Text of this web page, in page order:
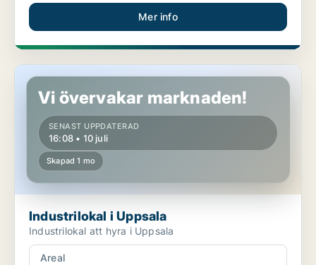
Mer info
Industrilokal i Uppsala
Vi övervakar marknaden!
SENAST UPPDATERAD
16:08 • 10 juli
Skapad 1 mo
Industrilokal i Uppsala
Industrilokal att hyra i Uppsala
Areal